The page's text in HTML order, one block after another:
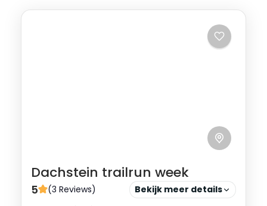
Dachstein trailrun week
5 (3 Reviews) Bekijk meer details